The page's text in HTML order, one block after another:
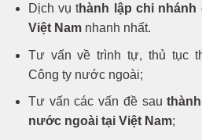
Dịch vụ thành lập chi
Việt Namnhanh nhất.
Tư vấn về trình tự, thủ tục
Công ty nước ngoài;
Tư vấn các vấn đề sau
nước ngoài tại Việt Nam;